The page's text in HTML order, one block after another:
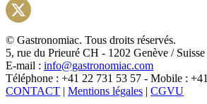
X
© Gastronomiac. Tous droits réservés.
5, rue du Prieuré CH - 1202 Genève / Suisse
E-mail : info@gastronomiac.com
Téléphone : +41 22 731 53 57 - Mobile :
CONTACT | Mentions légales | CGVU